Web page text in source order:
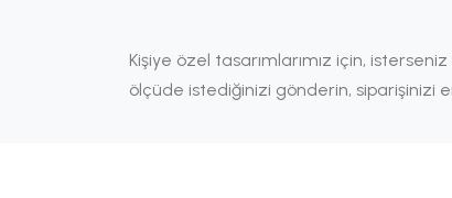
Kişiye özel tasarımlarımız için, isterseniz
ölçüde istediğinizi gönderin, siparişinizi